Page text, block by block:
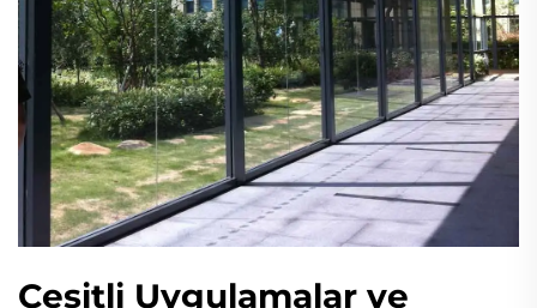
Çeşitli Uygulamalar ve